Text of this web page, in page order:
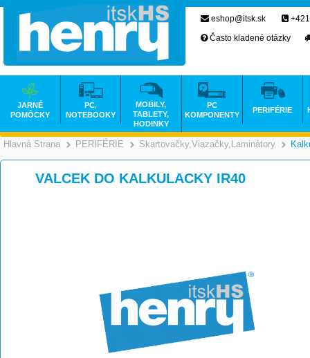
Hlavná Strana >
PERIFÉRIE >
Skartovačky,Viazačky,Laminátory
VALCEK DO KALKULACKY IR40
eshop@itsk.sk
Často kladené otázky
JARNÉ
POMÔCKY
PC,
NOTEBOOKY
MOBILY,
TABLETY,
HODINKY
PC
KOMPONENTY
PERIFÉRIE